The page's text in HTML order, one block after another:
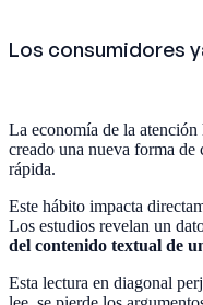
Los consumidores
La economía de la atención
creado una nueva forma
rápida.
Este hábito impacta
Los estudios revelan un
del contenido textual de
Esta lectura en diagonal